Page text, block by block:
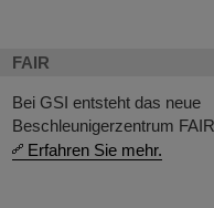
FAIR
Bei GSI entsteht das neue
Beschleunigerzentrum
Erfahren Sie mehr.